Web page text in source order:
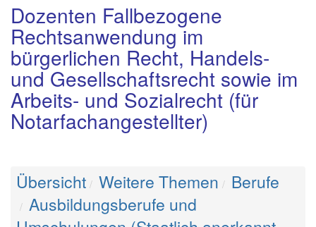
Dozenten Fallbezogene
Rechtsanwendung im
bürgerlichen Recht, Handels-
und Gesellschaftsrecht sowie im
Arbeits- und Sozialrecht (für
Notarfachangestellter)
Übersicht Weitere Themen
Berufe
Ausbildungsberufe und